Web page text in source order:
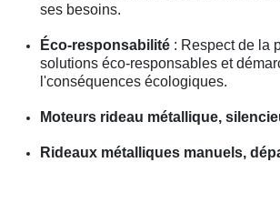
ses besoins.
Éco-responsabilité : Respect de la
solutions éco-responsables et
l'conséquences écologiques.
Moteurs rideau métallique,
Rideaux métalliques manuels,